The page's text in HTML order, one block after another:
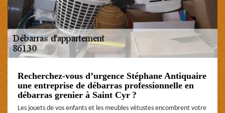
Recherchez-vous d’urgence Stéphane Antiquaire
une entreprise de débarras professionnelle en
débarras grenier à Saint Cyr ?
Les jouets de vos enfants et les meubles vétustes encombrent votre